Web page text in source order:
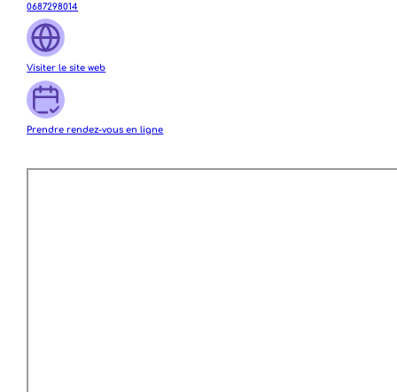
0687298014
Visiter le site web
Prendre rendez-vous en ligne